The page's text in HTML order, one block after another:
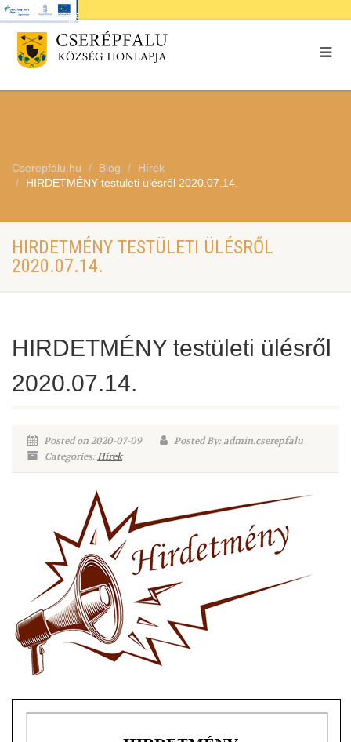
Cserepfalu.hu Blog
Hírek
HIRDETMÉNY testületi ülésről 2020.07.14.
HIRDETMÉNY TESTÜLETI ÜLÉSRŐL
2020.07.14.
HIRDETMÉNY testületi ülésről
2020.07.14.
Posted on 2020-07-09
Posted By: admin.cserepfalu
Categories:Hírek